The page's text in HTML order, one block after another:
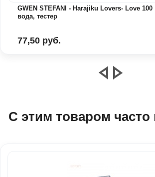
GWEN STEFANI - Harajiku Lovers- Love 100
вода, тестер
77,50 руб.
С этим товаром часто